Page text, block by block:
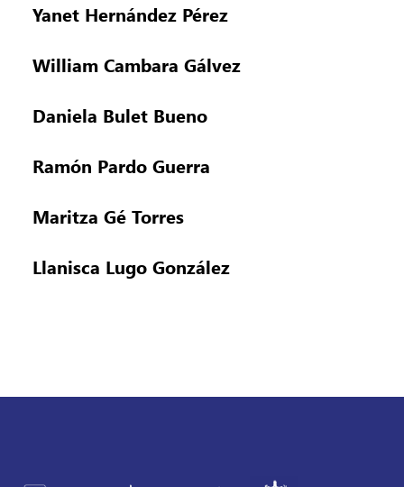
Yanet Hernández Pérez
William Cambara Gálvez
Daniela Bulet Bueno
Ramón Pardo Guerra
Maritza Gé Torres
Llanisca Lugo González